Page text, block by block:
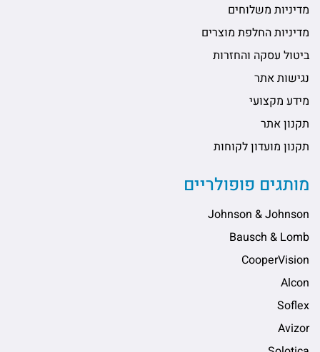
מדיניות משלוחים
מדיניות החלפת מוצרים
ביטול עסקה והחזרות
נגישות אתר
מידע מקצועי
תקנון אתר
תקנון מועדון לקוחות
מותגים פופולריים
Johnson & Johnson
Bausch & Lomb
CooperVision
Alcon
Soflex
Avizor